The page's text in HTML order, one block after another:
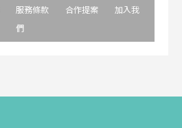
服務條款 合作提案
加入我
們